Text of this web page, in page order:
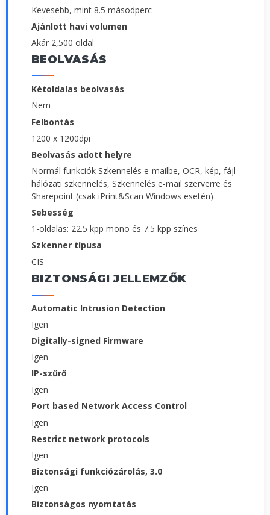
Kevesebb, mint 8.5 másodperc
Ajánlott havi volumen
Akár 2,500 oldal
BEOLVASÁS
Kétoldalas beolvasás
Nem
Felbontás
1200 x 1200dpi
Beolvasás adott helyre
Normál funkciók Szkennelés e-mailbe, OCR, kép, fájl
hálózati szkennelés, Szkennelés e-mail szerverre és
Sharepoint (csak iPrint&Scan Windows esetén)
Sebesség
1-oldalas: 22.5 kpp mono és 7.5 kpp színes
Szkenner típusa
CIS
BIZTONSÁGI JELLEMZŐK
Automatic Intrusion Detection
Igen
Digitally-signed Firmware
Igen
IP-szűrő
Igen
Port based Network Access Control
Igen
Restrict network protocols
Igen
Biztonsági funkciózárolás, 3.0
Igen
Biztonságos nyomtatás